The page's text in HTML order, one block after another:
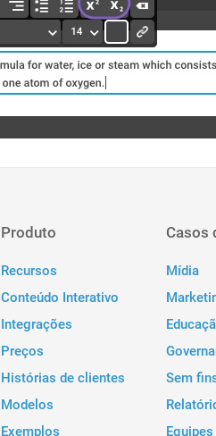
Produto
Recursos
Conteúdo Interativo
Integrações
Preços
Histórias de clientes
Modelos
Exemplos
Casos
Mídia
Sem
Equipes